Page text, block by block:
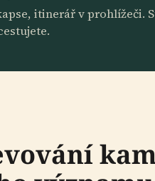
itinerář v prohlížeči.